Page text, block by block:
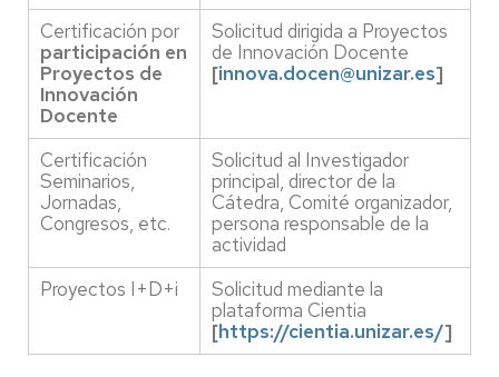
Certificación por
participación en
Proyectos de
Innovación
Docente
Solicitud dirigida a Proyectos
de Innovación Docente
[innova.docen@unizar.es]
Certificación
Seminarios,
Jornadas,
Congresos, etc.
Solicitud al Investigador
principal, director de la
Cátedra, Comité organizador,
persona responsable de la
actividad
Proyectos I+D+i
Solicitud mediante la
plataforma Cientia
[https://cientia.unizar.es/]